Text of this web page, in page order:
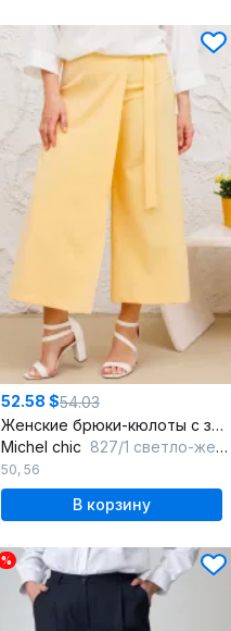
52.58 $54.03
Женские брюки-кюлоты с запахом и поясом на пряжке
Michel chic 827/1 светло-желтый
50, 56
В корзину
%